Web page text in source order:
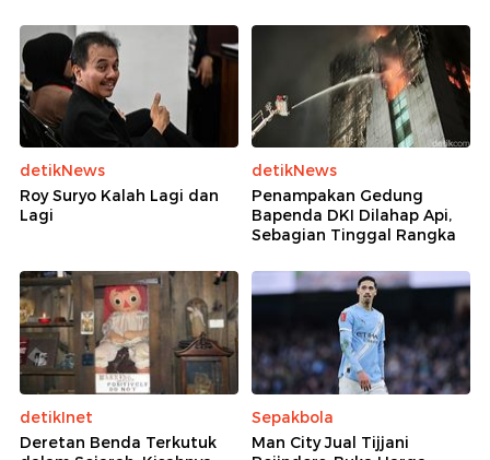
detikNews
Roy Suryo Kalah Lagi dan
Lagi
detikNews
Penampakan Gedung
Bapenda DKI Dilahap Api,
Sebagian Tinggal Rangka
detikInet
Deretan Benda Terkutuk
Sepakbola
Man City Jual Tijjani